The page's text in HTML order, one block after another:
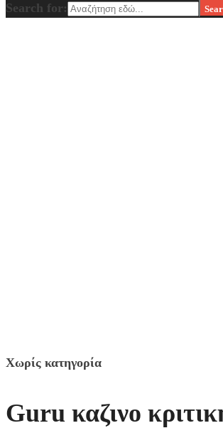
Search for:
Χωρίς κατηγορία
Guru καζινο